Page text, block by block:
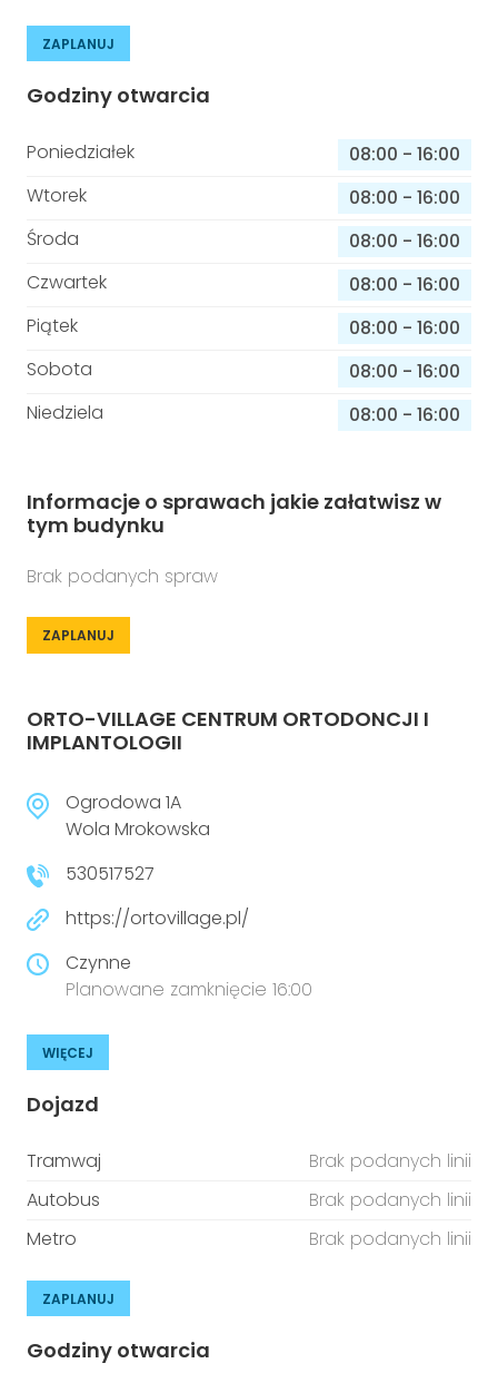
ZAPLANUJ
Godziny otwarcia
Poniedziałek 08:00 - 16:00
Wtorek
08:00 - 16:00
Środa
08:00 - 16:00
Czwartek
08:00 - 16:00
Piątek
08:00 - 16:00
Sobota
08:00 - 16:00
Niedziela
08:00 - 16:00
Informacje o sprawach jakie załatwisz w
tym budynku
Brak podanych spraw
ZAPLANUJ
ORTO-VILLAGE CENTRUM ORTODONCJI I
IMPLANTOLOGII
Ogrodowa 1A
Wola Mrokowska
530517527
https://ortovillage.pl/
Czynne
Planowane zamknięcie 16:00
WIĘCEJ
Dojazd
Tramwaj
Brak podanych linii
Autobus
Brak podanych linii
Metro
Brak podanych linii
ZAPLANUJ
Godziny otwarcia